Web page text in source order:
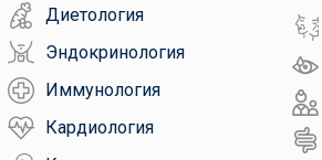
Диетология
Эндокринология
Иммунология
Кардиология